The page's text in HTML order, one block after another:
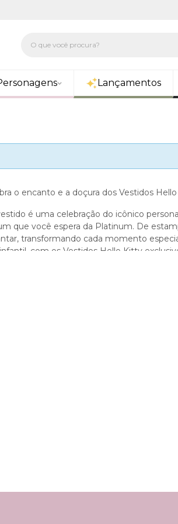
Lançamentos
o encanto e a doçura dos Vestidos
é uma celebração do icônico
que você espera da Platinum. De
transformando cada momento
com os Vestidos Hello Kitty
ou passeios descontraídos com a família.